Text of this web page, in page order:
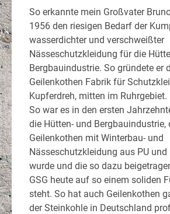
So erkannte mein Großvater
1956 den riesigen Bedarf der
wasserdichter und verschweißter
Nässeschutzkleidung für die
Bergbauindustrie. So gründete er
Geilenkothen Fabrik für
Kupferdreh, mitten im Ruhrgebiet.
So war es in den ersten
die Hütten- und Bergbauindustrie,
Geilenkothen mit Winterbau- und
Nässeschutzkleidung aus PU und
wurde und die so dazu
GSG heute auf so einem soliden
steht. So hat auch Geilenkothen
der Steinkohle in Deutschland